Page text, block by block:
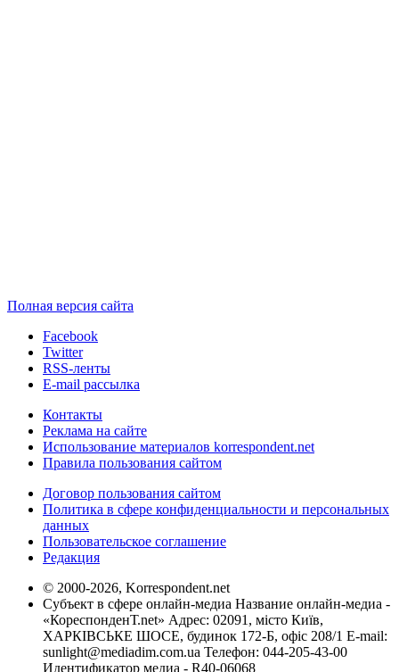
Полная версия сайта
Facebook
Twitter
RSS-ленты
E-mail рассылка
Контакты
Реклама на сайте
Использование материалов korrespondent.net
Правила пользования сайтом
Договор пользования сайтом
Политика в сфере конфиденциальности и персональных
данных
Пользовательское соглашение
Редакция
© 2000-2026, Korrespondent.net
Субъект в сфере онлайн-медиа Название онлайн-медиа -
«КореспонденТ.net» Адрес: 02091, місто Київ,
ХАРКІВСЬКЕ ШОСЕ, будинок 172-Б, офіс 208/1 E-mail:
sunlight@mediadim.com.ua Телефон: 044-205-43-00
Идентификатор медиа - R40-06068